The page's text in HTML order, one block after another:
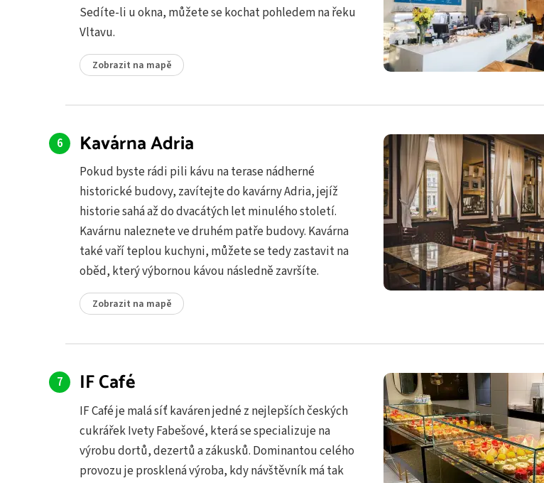
Sedíte-li u okna, můžete se kochat pohledem na řeku
Vltavu.
Zobrazit na mapě
Kavárna Adria
Pokud byste rádi pili kávu na terase nádherné
historické budovy, zavítejte do kavárny Adria, jejíž
historie sahá až do dvacátých let minulého století.
Kavárnu naleznete ve druhém patře budovy. Kavárna
také vaří teplou kuchyni, můžete se tedy zastavit na
oběd, který výbornou kávou následně završíte.
Zobrazit na mapě
IF Café
IF Café je malá síť kaváren jedné z nejlepších českých
cukrářek Ivety Fabešové, která se specializuje na
výrobu dortů, dezertů a zákusků. Dominantou celého
provozu je prosklená výroba, kdy návštěvník má tak